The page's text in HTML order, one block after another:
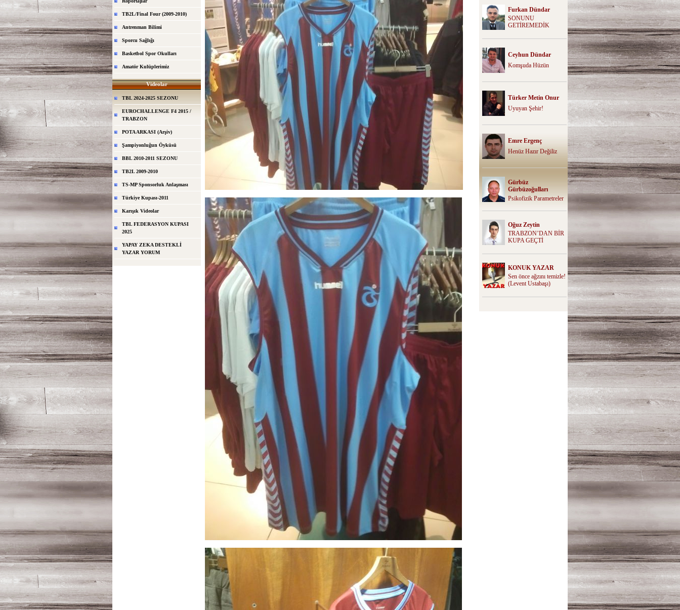
TB2L/Final Four (2009-2010)
Antrenman Bilimi
Sporcu Sağlığı
Basketbol Spor Okulları
Amatör Kulüplerimiz
Videolar
TBL 2024-2025 SEZONU
EUROCHALLENGE F4 2015 /
TRABZON
POTA ARKASI (Arşiv)
Şampiyonluğun Öyküsü
BBL 2010-2011 SEZONU
TB2L 2009-2010
TS-MP Sponsorluk Anlaşması
Türkiye Kupası-2011
Karışık Videolar
TBL FEDERASYON KUPASI
2025
YAPAY ZEKA DESTEKLİ
YAZAR YORUM
Furkan Dündar
SONUNU
GETİREMEDİK
Ceyhun Dündar
Komşuda Hüzün
Türker Metin Onur
Uyuyan Şehir!
Emre Ergenç
Henüz Hazır Değiliz
Gürbüz
Gürbüzoğulları
Psikofizik Parametreler
Oğuz Zeytin
TRABZON’DAN BİR
KUPA GEÇTİ
KONUK YAZAR
Sen önce ağzını temizle!
(Levent Ustabaşı)